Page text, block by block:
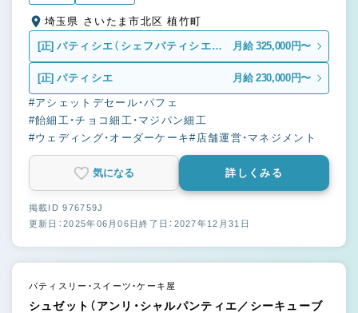
埼玉県 さいたま市北区 植竹町
[正] パティシエ（シェフパティシエ候
補）
月給 325,000円〜
[正] パティシエ 月給 230,000円〜
#アシェットデセール・パフェ
#飴細工・チョコ細工・マジパン細工
#ウェディング・オーダーケーキ#店舗運営・マネジメント
気になる 詳しくみる
掲載ID 976759J
更新日：2025年06月06日終了日：2027年12月31日
パティスリー・スイーツ・ケーキ屋
シュゼット（アンリ・シャルパンティエ／シーキューブ